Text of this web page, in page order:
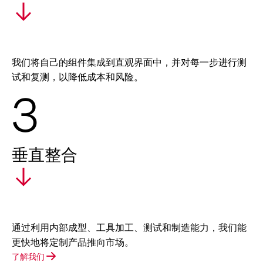
我们将自己的组件集成到直观界面中，并对每一步进行测
试和复测，以降低成本和风险。
3
垂直整合
通过利用内部成型、工具加工、测试和制造能力，我们能
更快地将定制产品推向市场。
了解我们